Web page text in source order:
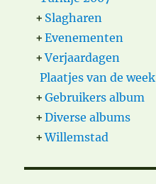
+ Slagharen
+ Evenementen
+ Verjaardagen
Plaatjes van de week
+ Gebruikers album
+ Diverse albums
+ Willemstad